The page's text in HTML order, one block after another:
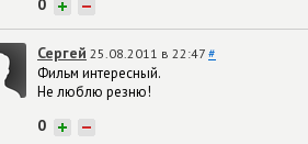
0 + −
Сергей 25.08.2011 в 22:47 #
Фильм интересный.
Не люблю резню!
0 + −